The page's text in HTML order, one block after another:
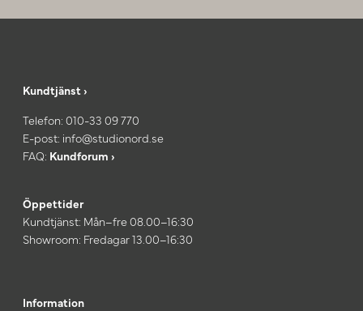
Kundtjänst ›
Telefon: 010-33 09 770
E-post: info@studionord.se
FAQ: Kundforum ›
Öppettider
Kundtjänst: Mån–fre 08.00–16:30
Showroom: Fredagar 13.00–16:30
Information